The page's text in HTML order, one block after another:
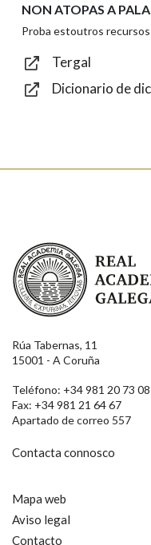
Texto de verificación
NON ATOPAS A
Proba estoutros recursos
Tergal
Dicionario de
Real Academia Galega
Rúa Tabernas, 11
15001 - A Coruña
Teléfono: +34 981 20 73 08
Fax: +34 981 21 64 67
Apartado de correo 557
Contacta connosco
Mapa web
Aviso legal
Contacto